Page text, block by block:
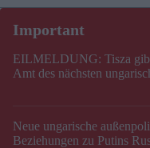
EILMELDUNG: Tisza
Amt des nächsten
Neue ungarische
Beziehungen zu Putins